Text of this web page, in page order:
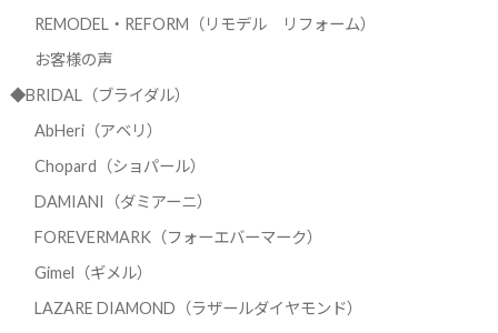
REMODEL・REFORM（リモデル リフォーム）
お客様の声
◆BRIDAL（ブライダル）
AbHeri（アベリ）
Chopard（ショパール）
DAMIANI（ダミアーニ）
FOREVERMARK（フォーエバーマーク）
Gimel（ギメル）
LAZARE DIAMOND（ラザールダイヤモンド）